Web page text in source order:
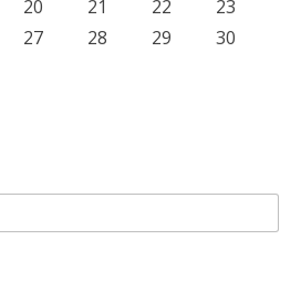
20 21 22
23
27 28 29
30